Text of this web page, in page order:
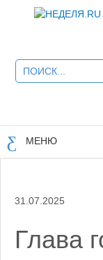
МЕНЮ
31.07.2025
Глава